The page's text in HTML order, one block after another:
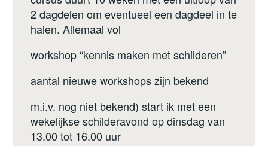
2 dagdelen om eventueel een dagdeel in te
halen. Allemaal vol
workshop “kennis maken met schilderen”
aantal nieuwe workshops zijn bekend
m.i.v. nog niet bekend) start ik met een
wekelijkse schilderavond op dinsdag van
13.00 tot 16.00 uur